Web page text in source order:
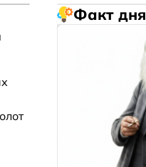
Факт дня